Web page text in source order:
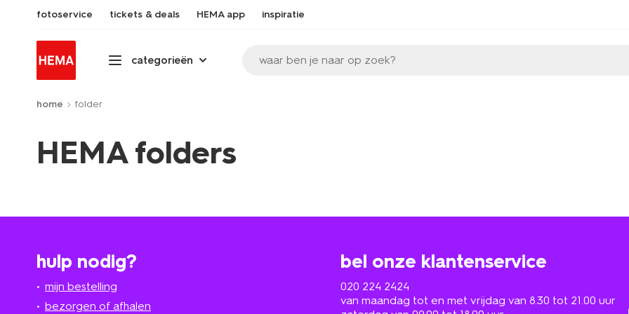
fotoservice tickets & deals HEMA app inspiratie
categorieën waar ben je naar op zoek?
home folder
HEMA folders
hulp nodig?
mijn bestelling
bezorgen of afhalen
bel onze klantenservice
020 224 2424
van maandag tot en met vrijdag van 8.30 tot 21.00 uur